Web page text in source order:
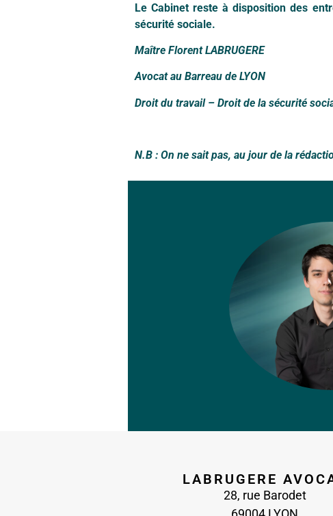
Le Cabinet reste à disposition des
sécurité sociale.
Maître Florent LABRUGERE
Avocat au Barreau de LYON
Droit du travail – Droit de la sécurité
N.B : On ne sait pas, au jour de la
LABRUGERE
28, rue Barodet